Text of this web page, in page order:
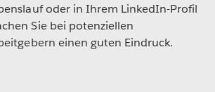
oder in Ihrem LinkedIn-Profil
Sie bei potenziellen
einen guten Eindruck.